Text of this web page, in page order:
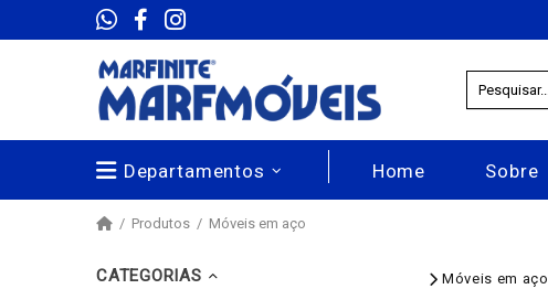
Departamentos Home Sobre
Produtos Móveis em aço
CATEGORIAS Móveis em aço